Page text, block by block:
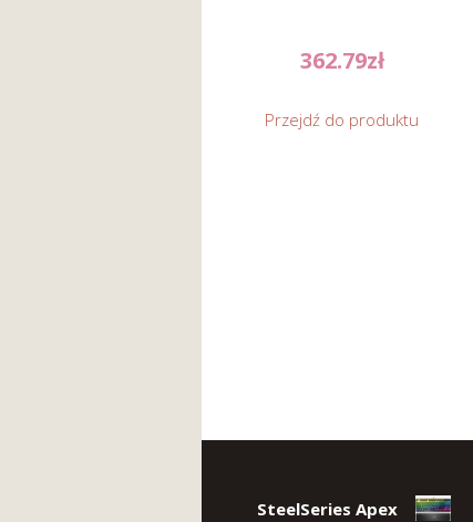
362.79zł
Przejdź do produktu
SteelSeries Apex